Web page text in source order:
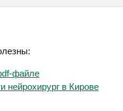
файле
нейрохирург в Кирове